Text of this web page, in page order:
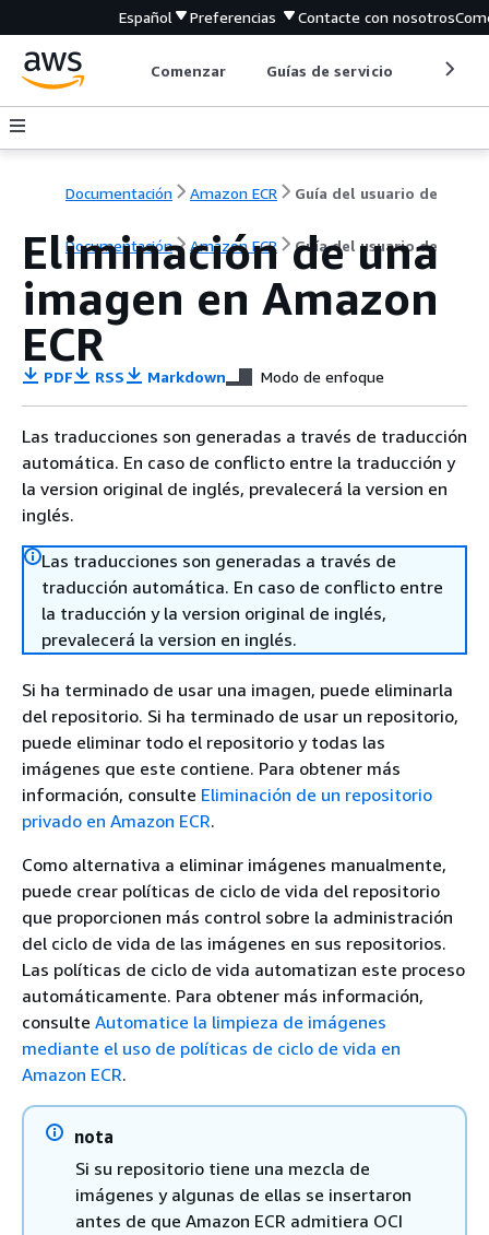
Español Preferencias Contacte con nosotros
Comenzar Guías de servicio
Documentación Amazon ECR Guía del usuario de
Documentación Amazon ECR Guía del usuario de
Eliminación de una
imagen en Amazon
ECR
PDF RSS Markdown Modo de enfoque
Las traducciones son generadas a través de traducción
automática. En caso de conflicto entre la traducción y
la version original de inglés, prevalecerá la version en
inglés.
Las traducciones son generadas a través de
traducción automática. En caso de conflicto entre
la traducción y la version original de inglés,
prevalecerá la version en inglés.
Si ha terminado de usar una imagen, puede eliminarla
del repositorio. Si ha terminado de usar un repositorio,
puede eliminar todo el repositorio y todas las
imágenes que este contiene. Para obtener más
información, consulte Eliminación de un repositorio
privado en Amazon ECR.
Como alternativa a eliminar imágenes manualmente,
puede crear políticas de ciclo de vida del repositorio
que proporcionen más control sobre la administración
del ciclo de vida de las imágenes en sus repositorios.
Las políticas de ciclo de vida automatizan este proceso
automáticamente. Para obtener más información,
consulte Automatice la limpieza de imágenes
mediante el uso de políticas de ciclo de vida en
Amazon ECR.
nota
Si su repositorio tiene una mezcla de
imágenes y algunas de ellas se insertaron
antes de que Amazon ECR admitiera OCI